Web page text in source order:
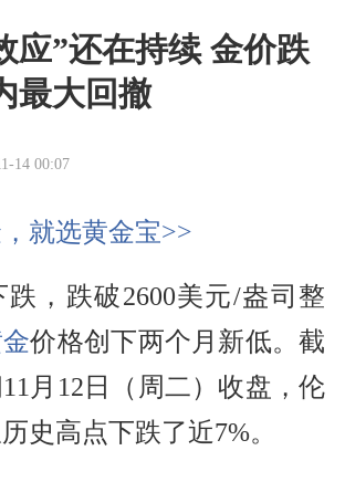
应”还在持续 金价跌
最大回撤
14 00:07
就选黄金宝>>
，跌破2600美元/盎司整
价格创下两个月新低。截
月12日（周二）收盘，伦
史高点下跌了近7%。